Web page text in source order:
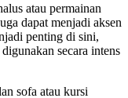
atau permainan
dapat menjadi aksen
penting di sini,
secara intens
sofa atau kursi